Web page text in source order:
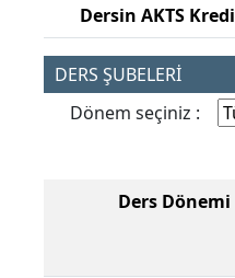
Dersin AKTS
DERS ŞUBELERİ
Dönem seçiniz :
Ders Dönemi